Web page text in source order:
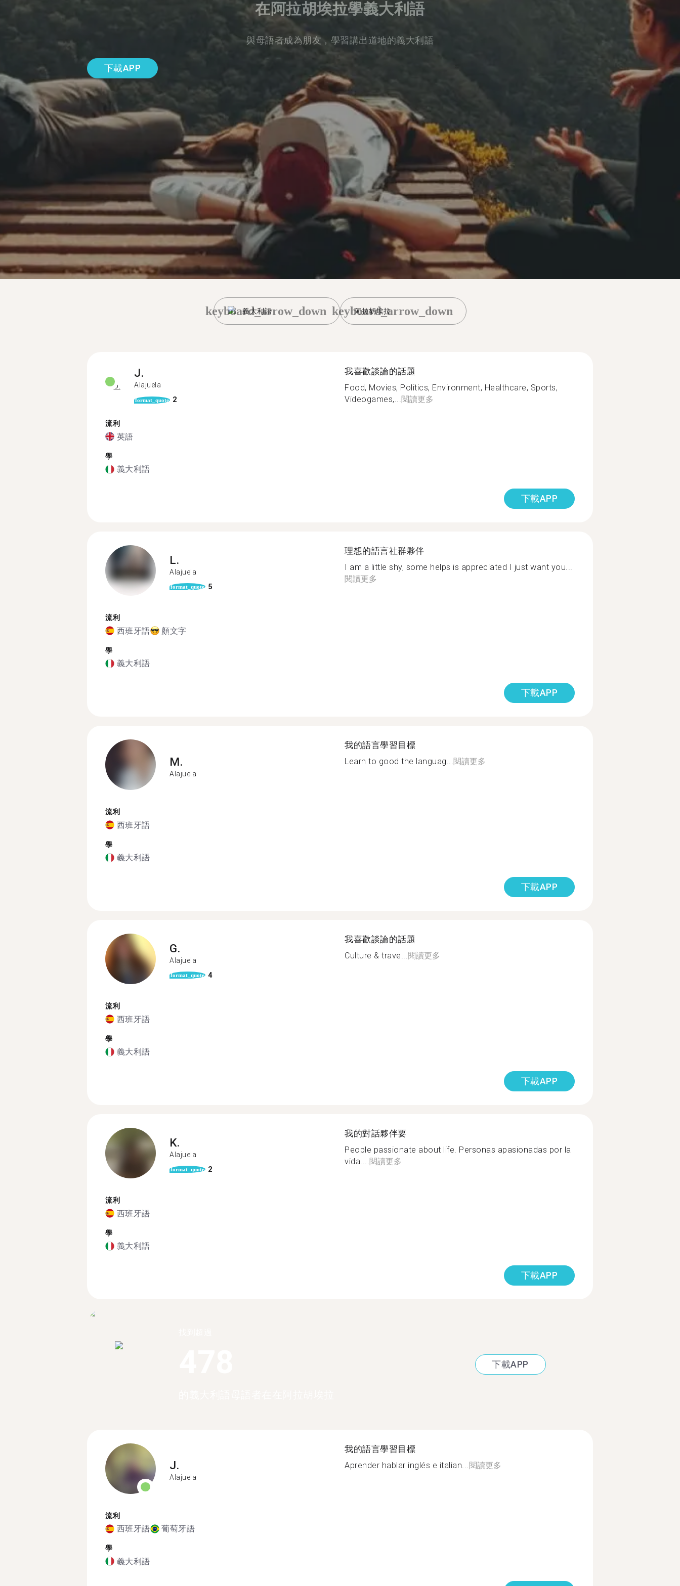
在阿拉胡埃拉學義大利語
與母語者成為朋友，學習講出道地的義大利語
下載APP
義大利語
keyboard_arrow_down 阿拉胡埃拉
keyboard_arrow_down
J.
Alajuela
format_quote 2
流利
英語
學
義大利語
我喜歡談論的話題
Food, Movies, Politics, Environment, Healthcare, Sports,
Videogames,...閱讀更多
下載APP
L.
Alajuela
format_quote 5
流利
西班牙語 顏文字
學
義大利語
理想的語言社群夥伴
I am a little shy, some helps is appreciated I just want you...
閱讀更多
下載APP
M.
Alajuela
流利
西班牙語
學
義大利語
我的語言學習目標
Learn to good the languag...閱讀更多
下載APP
G.
Alajuela
format_quote 4
流利
西班牙語
學
義大利語
我喜歡談論的話題
Culture & trave...閱讀更多
下載APP
K.
Alajuela
format_quote 2
流利
西班牙語
學
義大利語
我的對話夥伴要
People passionate about life. Personas apasionadas por la
vida....閱讀更多
下載APP
下載APP
J.
Alajuela
流利
西班牙語 葡萄牙語
學
義大利語
我的語言學習目標
Aprender hablar inglés e italian... 閱讀更多